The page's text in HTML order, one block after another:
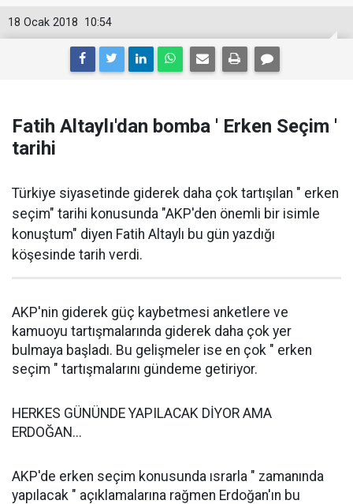
10:54
18 Ocak 2018
Fatih Altaylı'dan bomba ' Erken Seçim '
tarihi
Türkiye siyasetinde giderek daha çok tartışılan " erken
seçim" tarihi konusunda "AKP'den önemli bir isimle
konuştum" diyen Fatih Altaylı bu gün yazdığı
köşesinde tarih verdi.
AKP'nin giderek güç kaybetmesi anketlere ve
kamuoyu tartışmalarında giderek daha çok yer
bulmaya başladı. Bu gelişmeler ise en çok " erken
seçim " tartışmalarını gündeme getiriyor.
HERKES GÜNÜNDE YAPILACAK DİYOR AMA
ERDOĞAN...
AKP'de erken seçim konusunda ısrarla " zamanında
yapılacak " açıklamalarına rağmen Erdoğan'ın bu